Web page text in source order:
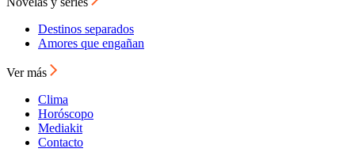
Destinos separados
Amores que engañan
Ver más
Clima
Horóscopo
Mediakit
Contacto